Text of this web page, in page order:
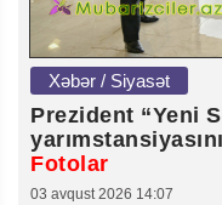
Xəbər / Siyasət
Prezident “Yeni
Fotolar
03 avqust 2026 14:07